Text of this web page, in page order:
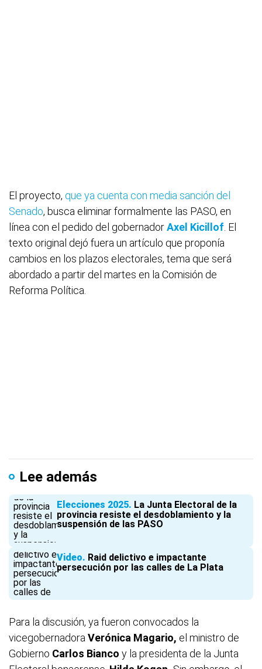
El proyecto, que ya cuenta con media sanción del
Senado, busca eliminar formalmente las PASO, en
línea con el pedido del gobernadorAxel Kicillof . El
texto original dejó fuera un artículo que proponía
cambios en los plazos electorales, tema que será
abordado a partir del martes en la Comisión de
Reforma Política.
Lee además
Elecciones 2025 La Junta Electoral de la
provincia resiste el desdoblamiento y la
suspensión de las PASO
Video Raid delictivo e impactante
persecución por las calles de La Plata
Para la discusión, ya fueron convocados la
vicegobernadora Verónica Magario, el ministro de
Gobierno Carlos Bianco y la presidenta de la Junta